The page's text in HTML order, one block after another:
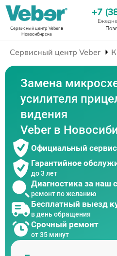
Сервисный центр Veberв
Новосибирске
+7
Сервисный центр Veber
Замена
усилителя
видения
Veber в
Официальный сервис
Гарантийное
до 3 лет
Диагностика за наш
ремонт по желанию
Бесплатный выезд
в день обращения
Срочный ремонт
от 35 минут